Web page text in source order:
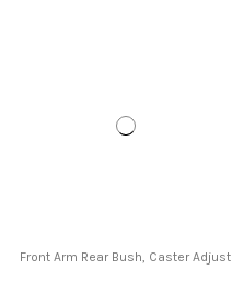
Front Arm Rear Bush, Caster Adjust